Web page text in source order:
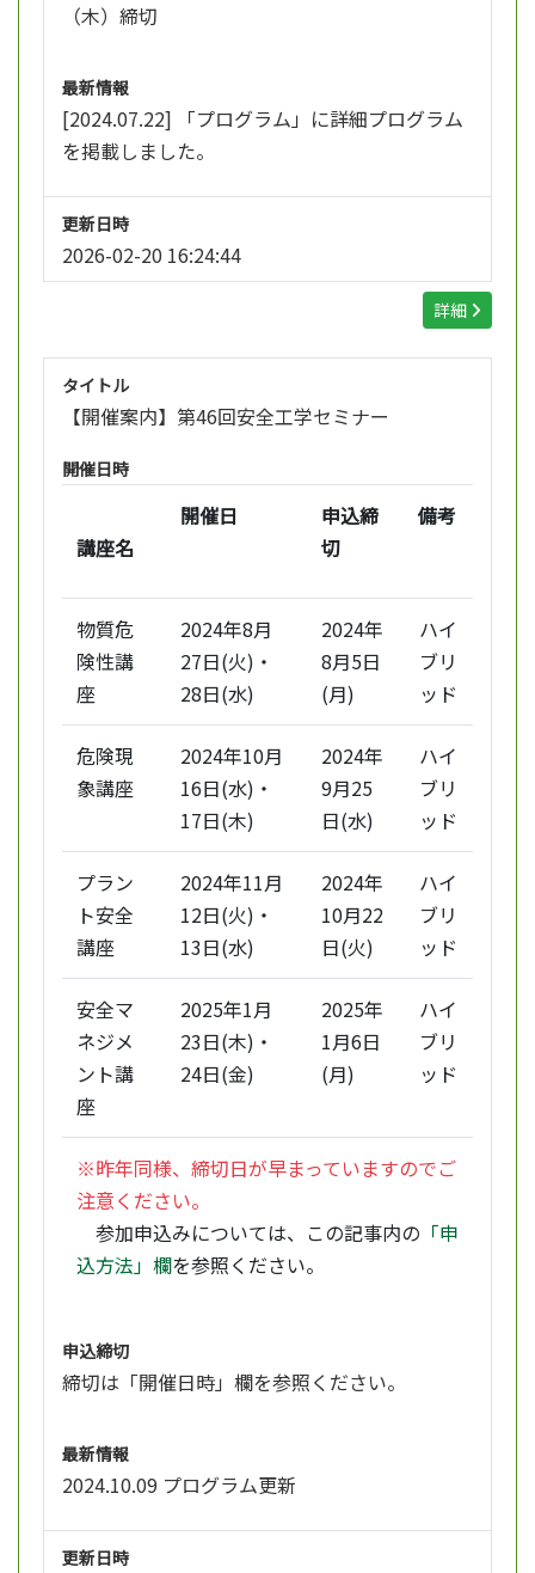
（木）締切
最新情報
[2024.07.22] 「プログラム」に詳細プログラム
を掲載しました。
更新日時
2026-02-20 16:24:44
詳細
タイトル
【開催案内】第46回安全工学セミナー
開催日時
講座名
開催日
申込締
切
備考
物質危
険性講
座
2024年8月
27日(火)・
28日(水)
2024年
8月5日
(月)
ハイ
ブリ
ッド
危険現
象講座
2024年10月
16日(水)・
17日(木)
2024年
9月25
日(水)
ハイ
ブリ
ッド
プラン
ト安全
講座
2024年11月
12日(火)・
13日(水)
2024年
10月22
日(火)
ハイ
ブリ
ッド
安全マ
ネジメ
ント講
座
2025年1月
23日(木)・
24日(金)
2025年
1月6日
(月)
ハイ
ブリ
ッド
※昨年同様、締切日が早まっていますのでご
注意ください。
参加申込みについては、この記事内の 「申
込方法」欄を参照ください。
申込締切
締切は「開催日時」欄を参照ください。
最新情報
2024.10.09 プログラム更新
更新日時